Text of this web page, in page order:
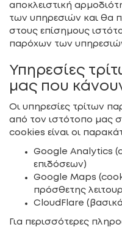
αποκλειστική
των υπηρεσιών και θα
στους επίσημους
παρόχων των
Υπηρεσίες
μας που
Οι υπηρεσίες τρίτων
από τον ιστότοπο μας
cookies είναι οι
Google Analytics
επιδόσεων)
Google Maps
πρόσθετης
CloudFlare
Για περισσότερες